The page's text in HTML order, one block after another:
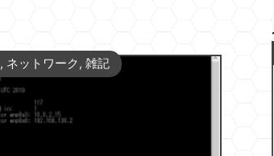
, ネットワーク,雑記